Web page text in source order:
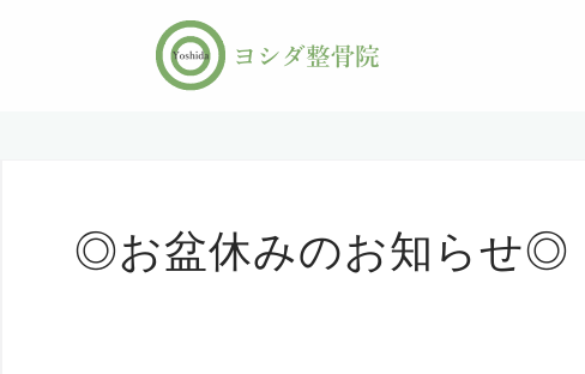
◎お盆休みのお知らせ◎